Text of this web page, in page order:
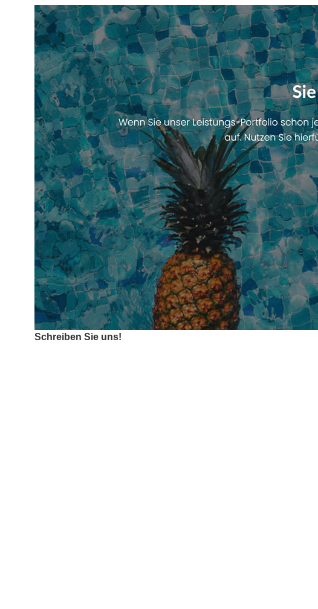
Schreiben Sie uns!